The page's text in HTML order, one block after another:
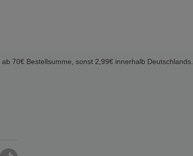
ab 70€ Bestellsumme, sonst 2,99€ innerhalb Deutschlands.